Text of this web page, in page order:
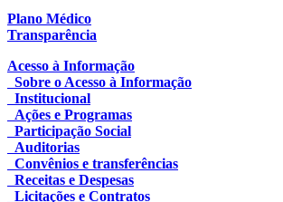
Plano Médico
Transparência
Acesso à Informação
Sobre o Acesso à Informação
Institucional
Ações e Programas
Participação Social
Auditorias
Convênios e transferências
Receitas e Despesas
Licitações e Contratos